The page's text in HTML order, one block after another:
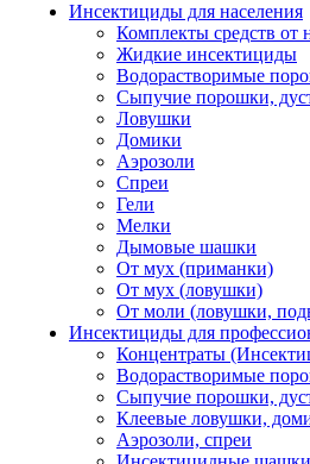
Инсектициды для населения
Комплекты средств от
Жидкие инсектициды
Водорастворимые
Сыпучие порошки,
Ловушки
Домики
Аэрозоли
Спреи
Гели
Мелки
Дымовые шашки
От мух (приманки)
От мух (ловушки)
От моли (ловушки,
Инсектициды для
Концентраты
Водорастворимые
Сыпучие порошки,
Клеевые ловушки,
Аэрозоли, спреи